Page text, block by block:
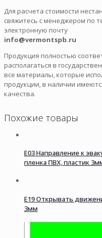
Для расчета стоимости
свяжитесь с менеджером по
электронную почту
info@vermontspb.ru
Продукция полностью
располагаться в
все материалы, которые
продукции, в наличии
качества.
Похожие товары
E03 Направление к
пленка ПВХ, пластик
E19 Открывать
3мм